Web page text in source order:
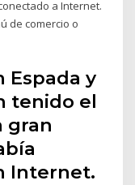
a Internet.
de comercio o
Espada y
tenido el
gran
Internet.